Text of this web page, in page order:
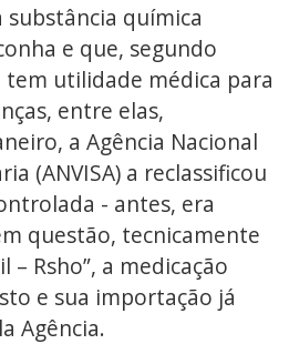
química
e que, segundo
utilidade médica para
entre elas,
a Agência Nacional
(ANVISA) a reclassificou
- antes, era
questão, tecnicamente
– Rsho”, a medicação
e sua importação já
Agência.